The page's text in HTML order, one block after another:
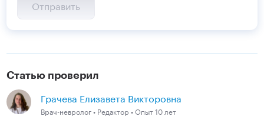
Статью проверил
Грачева Елизавета Викторовна
Врач-невролог • Редактор • Опыт 10 лет